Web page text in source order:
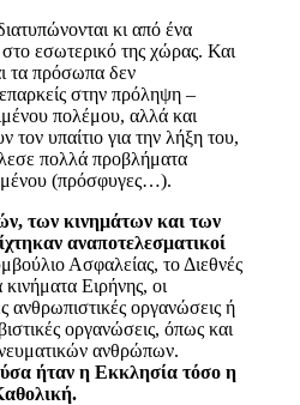
κι από ένα
εσωτερικό της χώρας. Και
τα πρόσωπα δεν
στην πρόληψη –
πολέμου, αλλά και
τον υπαίτιο για την λήξη του,
πολλά προβλήματα
(πρόσφυγες…).
των κινημάτων και των
αναποτελεσματικοί
Ασφαλείας, το Διεθνές
Ειρήνης, οι
ανθρωπιστικές οργανώσεις ή
οργανώσεις, όπως και
ανθρώπων.
ήταν η Εκκλησία τόσο η